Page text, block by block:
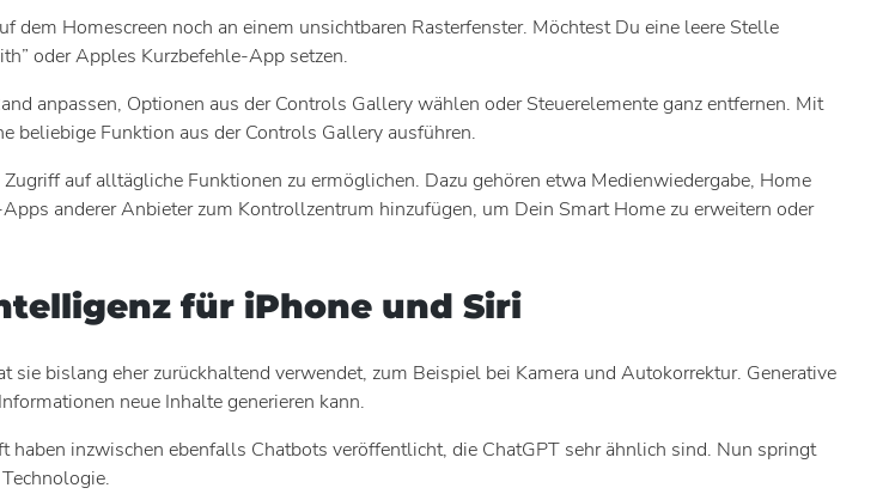
Homescreen noch an einem unsichtbaren Rasterfenster. Möchtest Du eine leere Stelle
oder Apples Kurzbefehle-App setzen.
anpassen, Optionen aus der Controls Gallery wählen oder Steuerelemente ganz entfernen. Mit
beliebige Funktion aus der Controls Gallery ausführen.
auf alltägliche Funktionen zu ermöglichen. Dazu gehören etwa Medienwiedergabe, Home
anderer Anbieter zum Kontrollzentrum hinzufügen, um Dein Smart Home zu erweitern oder
für iPhone und Siri
bislang eher zurückhaltend verwendet, zum Beispiel bei Kamera und Autokorrektur. Generative
neue Inhalte generieren kann.
haben inzwischen ebenfalls Chatbots veröffentlicht, die ChatGPT sehr ähnlich sind. Nun springt